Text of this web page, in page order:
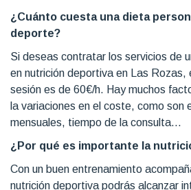
¿Cuánto cuesta una dieta
deporte?
Si deseas contratar los servicios de
en nutrición deportiva en Las Rozas,
sesión es de 60€/h. Hay muchos
la variaciones en el coste, como son
mensuales, tiempo de la consulta...
¿Por qué es importante la
Con un buen entrenamiento
nutrición deportiva podrás alcanzar